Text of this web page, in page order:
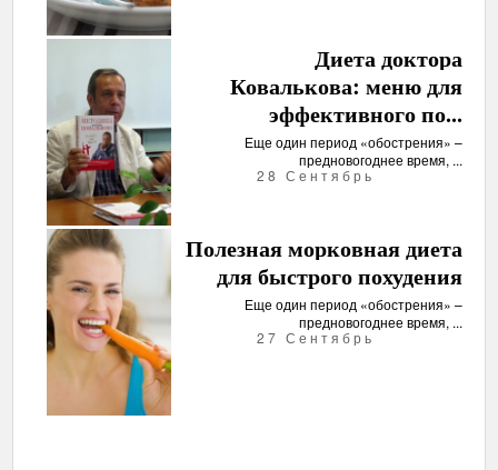
Диета доктора
Ковалькова: меню для
эффективного по...
Еще один период «обострения» –
предновогоднее время, ...
28 Сентябрь
Полезная морковная диета
для быстрого похудения
Еще один период «обострения» –
предновогоднее время, ...
27 Сентябрь